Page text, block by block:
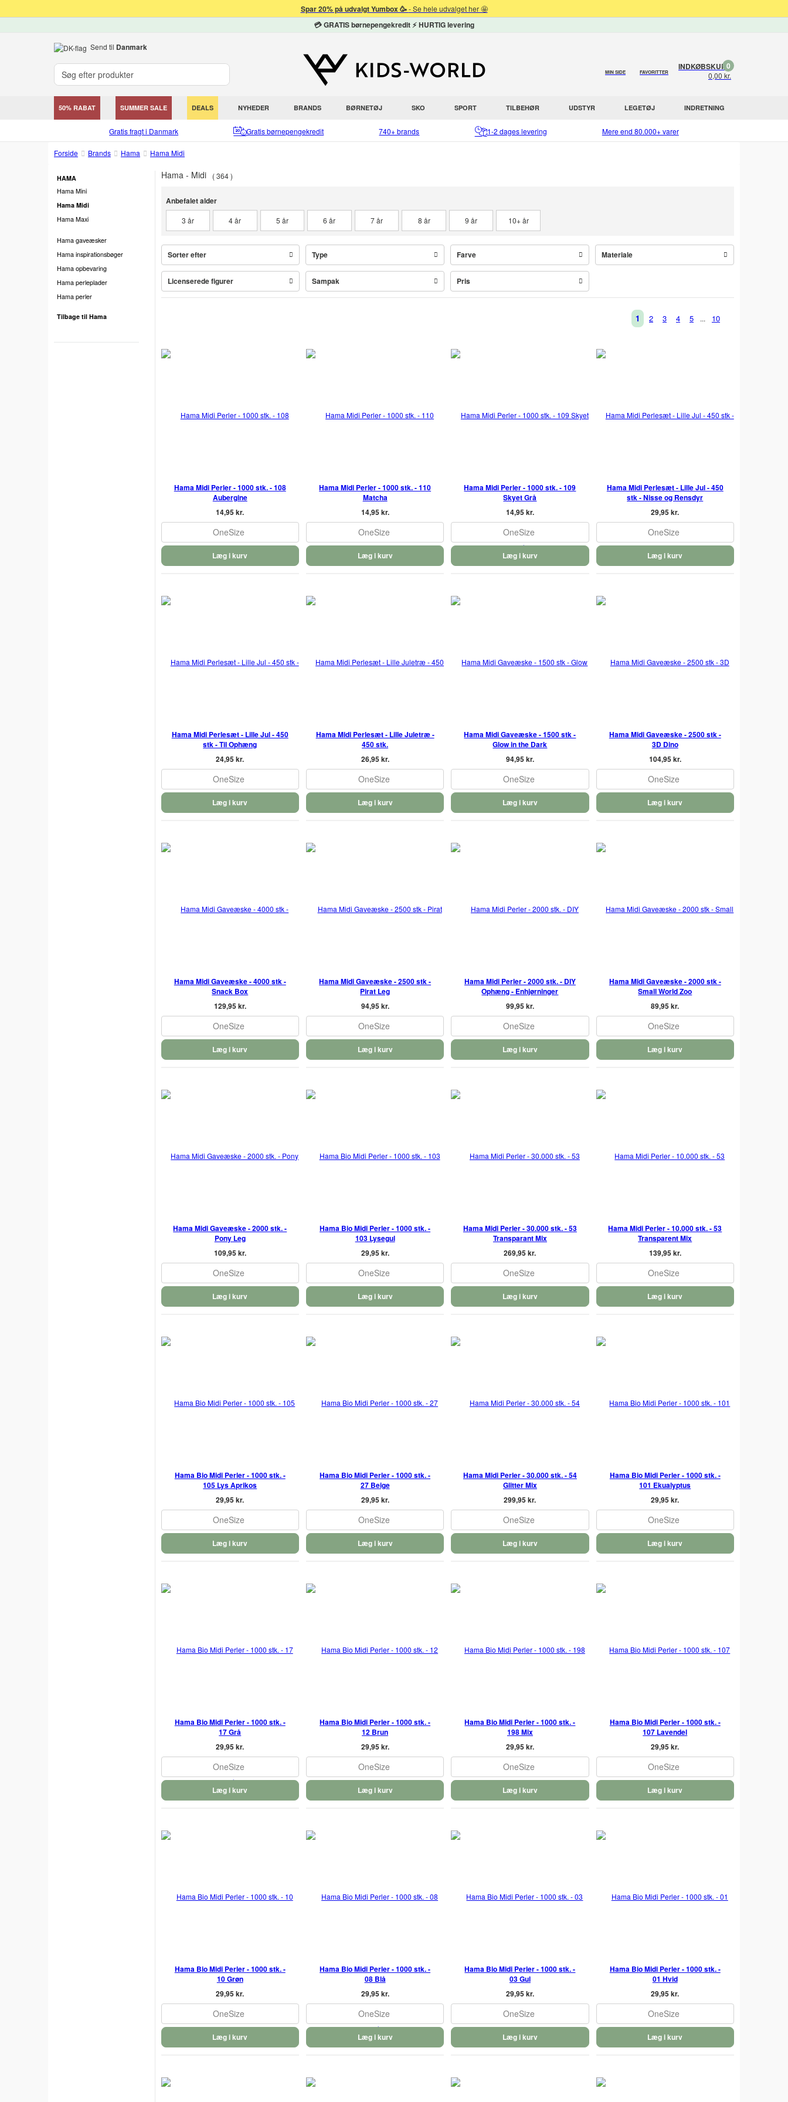
Spar 20% på udvalgt Yumbox 🥳- Se hele udvalget her 🤩
💳 GRATIS børnepengekredit ⚡ HURTIG levering
Send til Danmark
MIN SIDE FAVORITTER
INDKØBSKURV
0,00 kr.
0
50% RABAT SUMMER SALE DEALS NYHEDER BRANDS BØRNETØJ SKO SPORT TILBEHØR UDSTYR LEGETØJ INDRETNING
Gratis fragt i Danmark Gratis børnepengekredit 740+ brands 1-2 dages levering Mere end 80.000+ varer
Forside Brands Hama Hama Midi
HAMA
Hama Mini
Hama Midi
Hama Maxi
Hama gaveæsker
Hama inspirationsbøger
Hama opbevaring
Hama perleplader
Hama perler
Tilbage til Hama
Hama - Midi
364
Anbefalet alder
3 år 4 år 5 år 6 år 7 år 8 år 9 år 10+ år
Sorter efter Type Farve Materiale
Licenserede figurer Sampak Pris
1 2 3 4 5 ... 10
Hama Midi Perler - 1000 stk. - 108
Aubergine
14,95 kr.
OneSize
Læg i kurv
Hama Midi Perler - 1000 stk. - 110
Matcha
14,95 kr.
OneSize
Læg i kurv
Hama Midi Perler - 1000 stk. - 109
Skyet Grå
14,95 kr.
OneSize
Læg i kurv
Hama Midi Perlesæt - Lille Jul - 450
stk - Nisse og Rensdyr
29,95 kr.
OneSize
Læg i kurv
Hama Midi Perlesæt - Lille Jul - 450
stk - Til Ophæng
24,95 kr.
OneSize
Læg i kurv
Hama Midi Perlesæt - Lille Juletræ -
450 stk.
26,95 kr.
OneSize
Læg i kurv
Hama Midi Gaveæske - 1500 stk -
Glow in the Dark
94,95 kr.
OneSize
Læg i kurv
Hama Midi Gaveæske - 2500 stk -
3D Dino
104,95 kr.
OneSize
Læg i kurv
Hama Midi Gaveæske - 4000 stk -
Snack Box
129,95 kr.
OneSize
Læg i kurv
Hama Midi Gaveæske - 2500 stk -
Pirat Leg
94,95 kr.
OneSize
Læg i kurv
Hama Midi Perler - 2000 stk. - DIY
Ophæng - Enhjørninger
99,95 kr.
OneSize
Læg i kurv
Hama Midi Gaveæske - 2000 stk -
Small World Zoo
89,95 kr.
OneSize
Læg i kurv
Hama Midi Gaveæske - 2000 stk. -
Pony Leg
109,95 kr.
OneSize
Læg i kurv
Hama Bio Midi Perler - 1000 stk. -
103 Lysegul
29,95 kr.
OneSize
Læg i kurv
Hama Midi Perler - 30.000 stk. - 53
Transparant Mix
269,95 kr.
OneSize
Læg i kurv
Hama Midi Perler - 10.000 stk. - 53
Transparent Mix
139,95 kr.
OneSize
Læg i kurv
Hama Bio Midi Perler - 1000 stk. -
105 Lys Aprikos
29,95 kr.
OneSize
Læg i kurv
Hama Bio Midi Perler - 1000 stk. -
27 Beige
29,95 kr.
OneSize
Læg i kurv
Hama Midi Perler - 30.000 stk. - 54
Glitter Mix
299,95 kr.
OneSize
Læg i kurv
Hama Bio Midi Perler - 1000 stk. -
101 Ekualyptus
29,95 kr.
OneSize
Læg i kurv
Hama Bio Midi Perler - 1000 stk. -
17 Grå
29,95 kr.
OneSize
Læg i kurv
Hama Bio Midi Perler - 1000 stk. -
12 Brun
29,95 kr.
OneSize
Læg i kurv
Hama Bio Midi Perler - 1000 stk. -
198 Mix
29,95 kr.
OneSize
Læg i kurv
Hama Bio Midi Perler - 1000 stk. -
107 Lavendel
29,95 kr.
OneSize
Læg i kurv
Hama Bio Midi Perler - 1000 stk. -
10 Grøn
29,95 kr.
OneSize
Læg i kurv
Hama Bio Midi Perler - 1000 stk. -
08 Blå
29,95 kr.
OneSize
Læg i kurv
Hama Bio Midi Perler - 1000 stk. -
03 Gul
29,95 kr.
OneSize
Læg i kurv
Hama Bio Midi Perler - 1000 stk. -
01 Hvid
29,95 kr.
OneSize
Læg i kurv